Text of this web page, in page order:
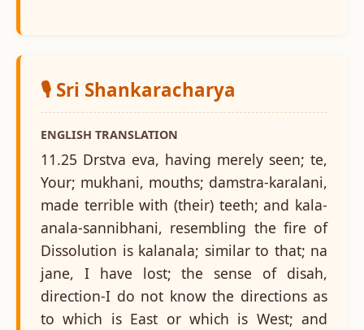
🎙️ Sri Shankaracharya
ENGLISH TRANSLATION
11.25 Drstva eva, having merely seen; te,
Your; mukhani, mouths; damstra-karalani,
made terrible with (their) teeth; and kala-
anala-sannibhani, resembling the fire of
Dissolution is kalanala; similar to that; na
jane, I have lost; the sense of disah,
direction-I do not know the directions as
to which is East or which is West; and